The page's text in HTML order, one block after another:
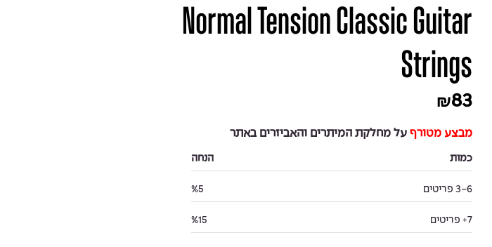
Normal Tension Classic Guitar
Strings
₪83
מבצע מטורף על מחלקת המיתרים והאביזרים באתר
כמות הנחה
3-6 פריטים %5
7+ פריטים %15